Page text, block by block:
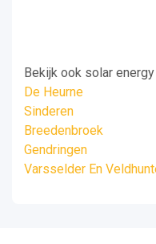
Bekijk ook solar
De Heurne
Sinderen
Breedenbroek
Gendringen
Varsselder En